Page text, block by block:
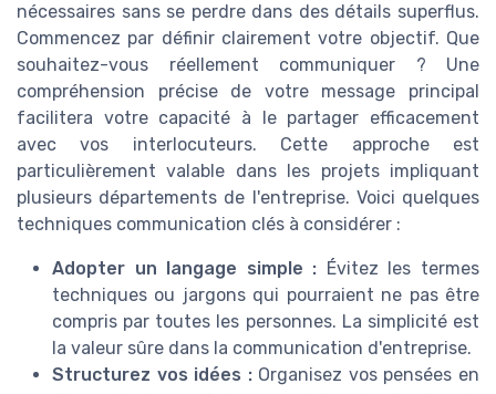
nécessaires sans se perdre dans des détails superflus.
Commencez par définir clairement votre objectif. Que
souhaitez-vous réellement communiquer ? Une
compréhension précise de votre message principal
facilitera votre capacité à le partager efficacement
avec vos interlocuteurs. Cette approche est
particulièrement valable dans les projets impliquant
plusieurs départements de l'entreprise. Voici quelques
techniques communication clés à considérer :
Adopter un langage simple : Évitez les termes
techniques ou jargons qui pourraient ne pas être
compris par toutes les personnes. La simplicité est
la valeur sûre dans la communication d'entreprise.
Structurez vos idées : Organisez vos pensées en